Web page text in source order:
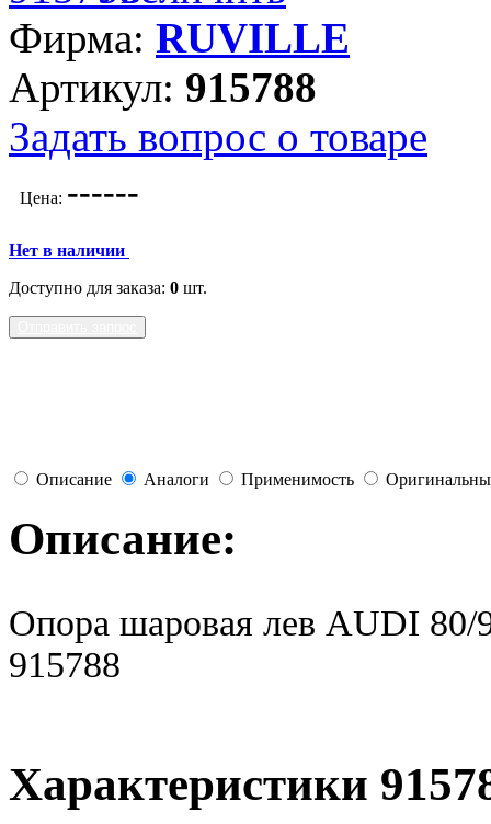
Фирма: RUVILLE
Артикул: 915788
Задать вопрос о товаре
Цена: ------
Нет в наличии
Доступно для заказа: 0 шт.
Описание Аналоги Применимость
Описание:
Опора шаровая лев AUDI
915788
Характеристики